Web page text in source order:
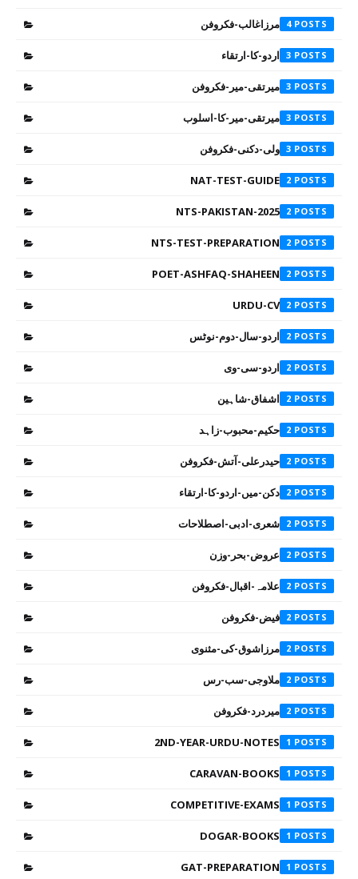
مرزاغالب-فکروفن 4
اردو-کا-ارتقاء 3
میرتقی-میر-فکروفن 3
میرتقی-میر-کا-اسلوب 3
ولی-دکنی-فکروفن 3
NAT-TEST-GUIDE 2
NTS-PAKISTAN-2025 2
NTS-TEST-PREPARATION 2
POET-ASHFAQ-SHAHEEN 2
URDU-CV 2
اردو-سال-دوم-نوٹس 2
اردو-سی-وی 2
اشفاق-شاہین 2
حکیم-محبوب-زاہد 2
حیدرعلی-آتش-فکروفن 2
دکن-میں-اردو-کا-ارتقاء 2
شعری-ادبی-اصطلاحات 2
عروض-بحر-وزن 2
علامہ-اقبال-فکروفن 2
فیض-فکروفن 2
مرزاشوق-کی-مثنوی 2
ملاوجی-سب-رس 2
میردرد-فکروفن 2
2ND-YEAR-URDU-NOTES 1
CARAVAN-BOOKS 1
COMPETITIVE-EXAMS 1
DOGAR-BOOKS 1
GAT-PREPARATION 1